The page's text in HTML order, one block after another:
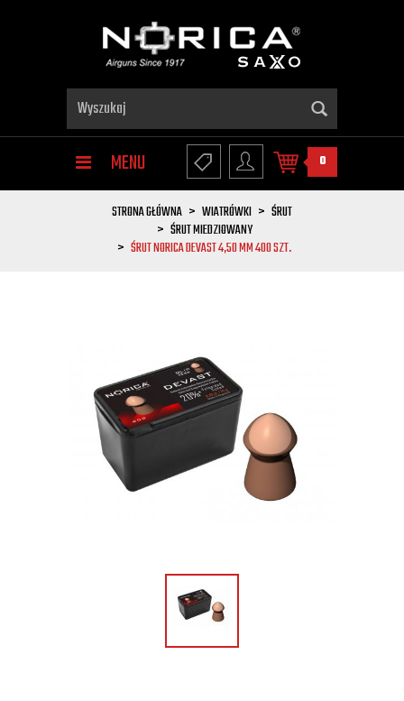
MENU 0
STRONA GŁÓWNA WIATRÓWKI
ŚRUT
ŚRUT MIEDZIOWANY
ŚRUT NORICA DEVAST 4,50 MM 400 SZT.